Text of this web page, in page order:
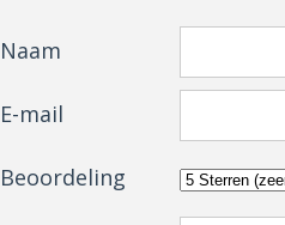
Naam
E-mail
Beoordeling